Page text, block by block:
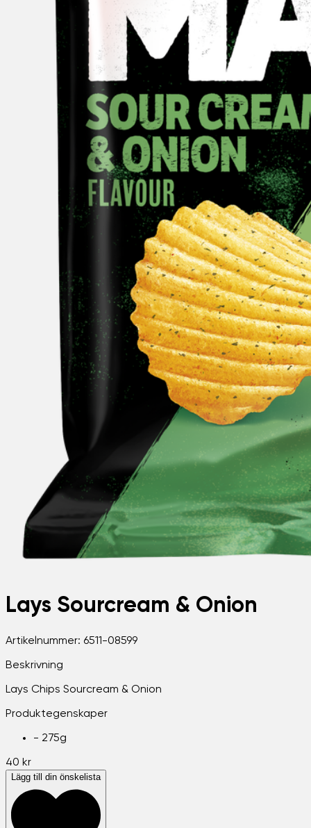
Lays Sourcream & Onion
Artikelnummer: 6511-08599
Beskrivning
Lays Chips Sourcream & Onion
Produktegenskaper
- 275g
40 kr
Lägg till din önskelista